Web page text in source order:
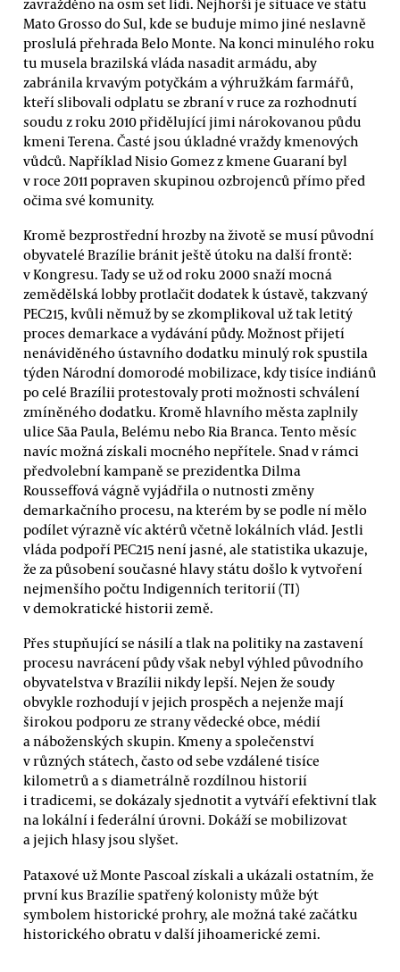
Mato Grosso do Sul, kde se buduje mimo jiné neslavně
proslulá přehrada Belo Monte. Na konci minulého roku
tu musela brazilská vláda nasadit armádu, aby
zabránila krvavým potyčkám a výhružkám farmářů,
kteří slibovali odplatu se zbraní v ruce za rozhodnutí
soudu z roku 2010 přidělující jimi nárokovanou půdu
kmeni Terena. Časté jsou úkladné vraždy kmenových
vůdců. Například Nisio Gomez z kmene Guaraní byl
v roce 2011 popraven skupinou ozbrojenců přímo před
očima své komunity.
Kromě bezprostřední hrozby na životě se musí původní
obyvatelé Brazílie bránit ještě útoku na další frontě:
v Kongresu. Tady se už od roku 2000 snaží mocná
zemědělská lobby protlačit dodatek k ústavě, takzvaný
PEC215, kvůli němuž by se zkomplikoval už tak letitý
proces demarkace a vydávání půdy. Možnost přijetí
nenáviděného ústavního dodatku minulý rok spustila
týden Národní domorodé mobilizace, kdy tisíce indiánů
po celé Brazílii protestovaly proti možnosti schválení
zmíněného dodatku. Kromě hlavního města zaplnily
ulice Sãa Paula, Belému nebo Ria Branca. Tento měsíc
navíc možná získali mocného nepřítele. Snad v rámci
předvolební kampaně se prezidentka Dilma
Rousseffová vágně vyjádřila o nutnosti změny
demarkačního procesu, na kterém by se podle ní mělo
podílet výrazně víc aktérů včetně lokálních vlád. Jestli
vláda podpoří PEC215 není jasné, ale statistika ukazuje,
že za působení současné hlavy státu došlo k vytvoření
nejmenšího počtu Indigenních teritorií (TI)
v demokratické historii země.
Přes stupňující se násilí a tlak na politiky na zastavení
procesu navrácení půdy však nebyl výhled původního
obyvatelstva v Brazílii nikdy lepší. Nejen že soudy
obvykle rozhodují v jejich prospěch a nejenže mají
širokou podporu ze strany vědecké obce, médií
a náboženských skupin. Kmeny a společenství
v různých státech, často od sebe vzdálené tisíce
kilometrů a s diametrálně rozdílnou historií
i tradicemi, se dokázaly sjednotit a vytváří efektivní tlak
na lokální i federální úrovni. Dokáží se mobilizovat
a jejich hlasy jsou slyšet.
Pataxové už Monte Pascoal získali a ukázali ostatním, že
první kus Brazílie spatřený kolonisty může být
symbolem historické prohry, ale možná také začátku
historického obratu v další jihoamerické zemi.